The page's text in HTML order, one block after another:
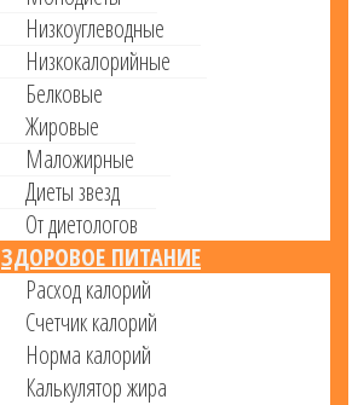
Низкоуглеводные
Низкокалорийные
Белковые
Жировые
Маложирные
Диеты звезд
От диетологов
ЗДОРОВОЕ ПИТАНИЕ
Расход калорий
Cчетчик калорий
Норма калорий
Калькулятор жира